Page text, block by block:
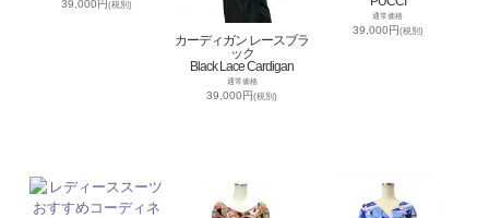
39,000円(税別)
カーディガン レースブラ
ック
Black Lace Cardigan
通常価格
39,000円(税別)
通常価格
39,000円(税別)